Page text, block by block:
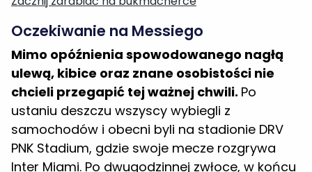
Oczekiwanie na Messiego
Mimo opóźnienia spowodowanego nagłą
ulewą, kibice oraz znane osobistości nie
chcieli przegapić tej ważnej chwili.Po
ustaniu deszczu wszyscy wybiegli z
samochodów i obecni byli na stadionie DRV
PNK Stadium, gdzie swoje mecze rozgrywa
Inter Miami. Po dwugodzinnej zwłoce, w końcu
pojawiły się światła, a na specjalnie